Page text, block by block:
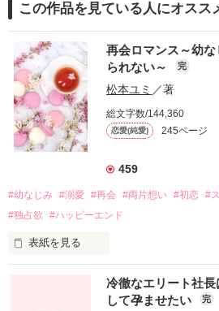
この作品を見ている人にオスス
再会ロマンス～幼
られない～
完
松本ユミ ／著
総文字数/144,360
恋愛(純愛) 245ページ
459
#幼なじみ #溺愛 #再会 #両片想い #初恋 #
#独占欲
#ハッピーエンド
表紙を見る
冷徹なエリート社
して孕ませたい
完